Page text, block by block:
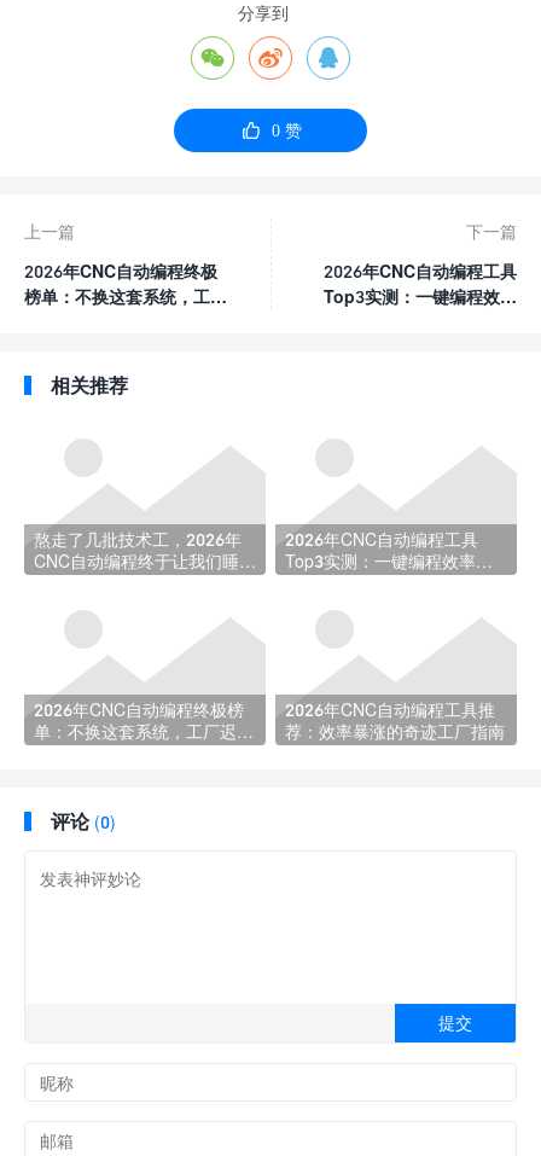
分享到
  
 0赞
上一篇
2026年CNC自动编程终极
榜单：不换这套系统，工厂
下一篇
2026年CNC自动编程工具
Top3实测：一键编程效率
相关推荐
熬走了几批技术工，2026年
CNC自动编程终于让我们睡上
2026年CNC自动编程工具
Top3实测：一键编程效率选
2026年CNC自动编程终极榜
单：不换这套系统，工厂迟早
2026年CNC自动编程工具推
荐：效率暴涨的奇迹工厂指南
评论 (0)